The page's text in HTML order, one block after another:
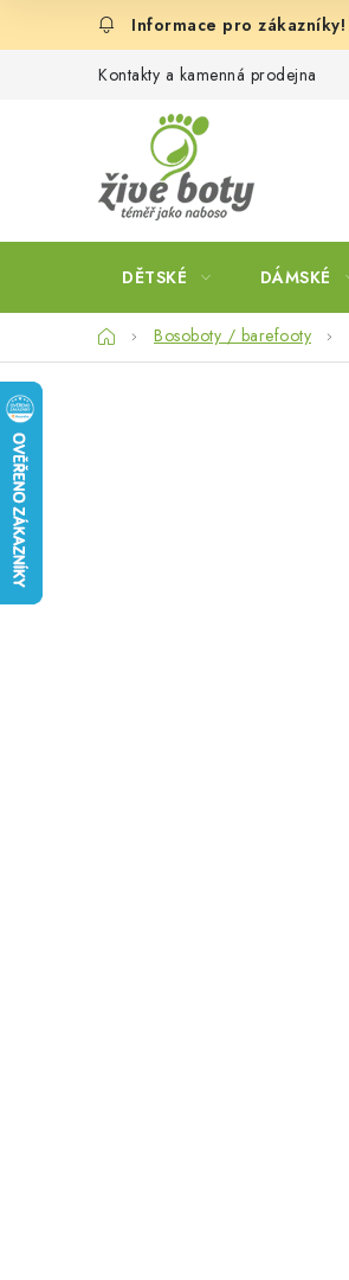
Kontakty a kamenná prodejna
DĚTSKÉ DÁMSKÉ
DomůBosoboty / barefooty